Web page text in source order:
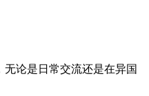
论是日常交流还是在异国